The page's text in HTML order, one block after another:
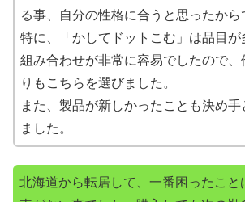
る事、自分の性格に合うと思ったから
特に、「かしてドットこむ」は品目が
組み合わせが非常に容易でしたので、
りもこちらを選びました。
また、製品が新しかったことも決め手
ました。
北海道から転居して、一番困ったこと